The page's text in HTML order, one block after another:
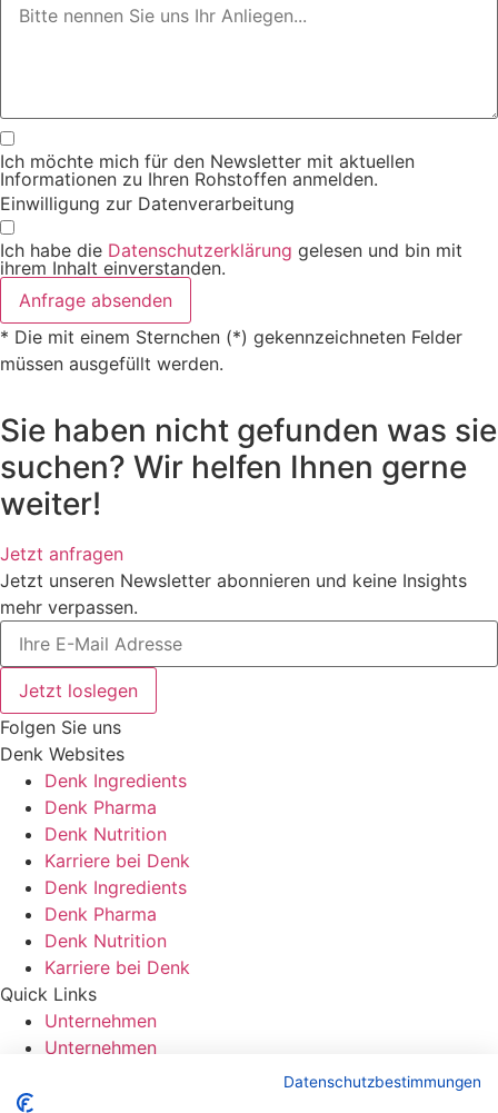
Ich möchte mich für den Newsletter mit aktuellen
Informationen zu Ihren Rohstoffen anmelden.
Einwilligung zur Datenverarbeitung
Ich habe die Datenschutzerklärung gelesen und bin mit
ihrem Inhalt einverstanden.
Anfrage absenden
* Die mit einem Sternchen (*) gekennzeichneten Felder
müssen ausgefüllt werden.
Sie haben nicht gefunden was sie
suchen? Wir helfen Ihnen gerne
weiter!
Jetzt anfragen
Jetzt unseren Newsletter abonnieren und keine Insights
mehr verpassen.
Jetzt loslegen
Folgen Sie uns
Denk Websites
Denk Ingredients
Denk Pharma
Denk Nutrition
Karriere bei Denk
Denk Ingredients
Denk Pharma
Denk Nutrition
Karriere bei Denk
Quick Links
Unternehmen
Unternehmen
Datenschutzbestimmungen